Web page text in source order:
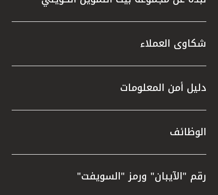
شكاوى العملاء
دليل أمن المعلومات
الوظائف
رقم "الآيبان" ورمز "السويفت"